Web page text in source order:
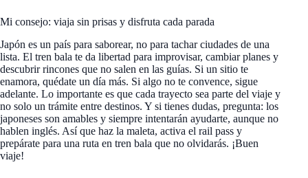
Mi consejo: viaja sin prisas y disfruta cada parada
Japón es un país para saborear, no para tachar ciudades de una
lista. El tren bala te da libertad para improvisar, cambiar planes y
descubrir rincones que no salen en las guías. Si un sitio te
enamora, quédate un día más. Si algo no te convence, sigue
adelante. Lo importante es que cada trayecto sea parte del viaje y
no solo un trámite entre destinos. Y si tienes dudas, pregunta: los
japoneses son amables y siempre intentarán ayudarte, aunque no
hablen inglés. Así que haz la maleta, activa el rail pass y
prepárate para una ruta en tren bala que no olvidarás. ¡Buen
viaje!